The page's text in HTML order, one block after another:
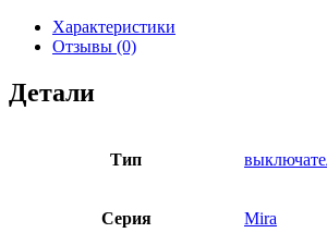
Характеристики
Отзывы (0)
Детали
Тип
Серия Mira